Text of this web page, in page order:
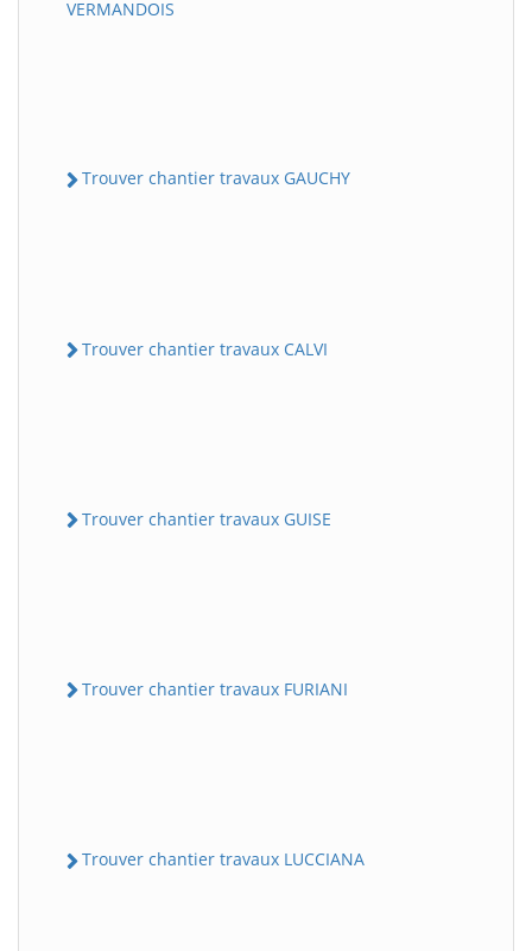
VERMANDOIS
Trouver chantier travaux GAUCHY
Trouver chantier travaux CALVI
Trouver chantier travaux GUISE
Trouver chantier travaux FURIANI
Trouver chantier travaux LUCCIANA